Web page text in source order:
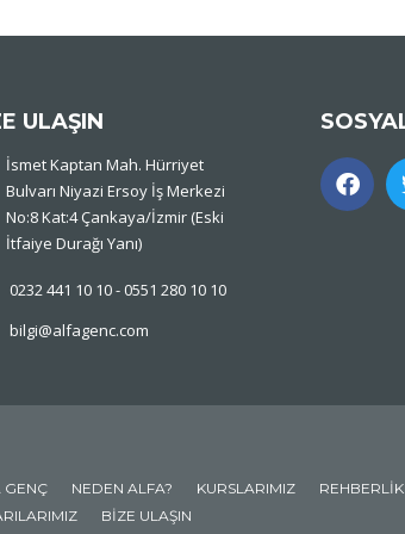
ULAŞIN
İsmet Kaptan Mah. Hürriyet
Bulvarı Niyazi Ersoy İş Merkezi
No:8 Kat:4 Çankaya/İzmir (Eski
İtfaiye Durağı Yanı)
0232 441 10 10 - 0551 280 10 10
bilgi@alfagenc.com
GENÇ NEDEN ALFA? KURSLARIMIZ REHBERLIK
BIZE ULAŞIN